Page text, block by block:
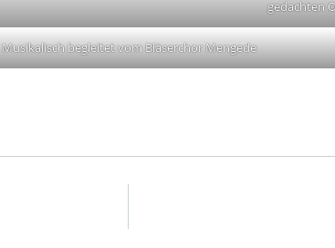
gedachten
Musikalisch begleitet vom Bläserchor Mengede